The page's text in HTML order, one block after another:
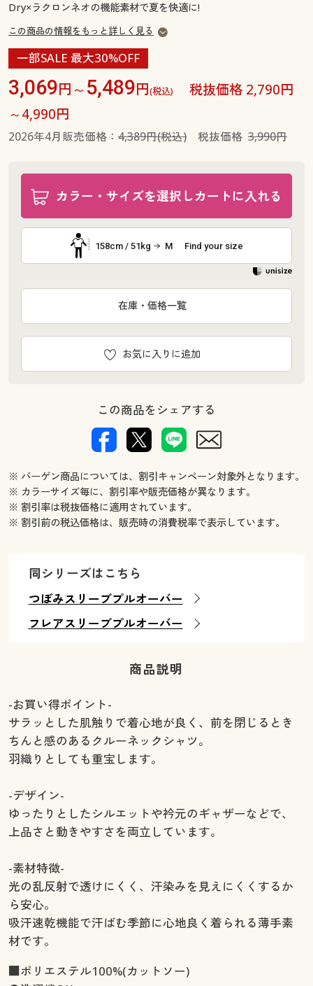
Dry×ラクロンネオの機能素材で夏を快適に!
この商品の情報をもっと詳しく見る
一部SALE 最大30%OFF
3,069円～ 5,489円(税込)
税抜価格 2,790円
～4,990円
2026年4月販売価格： 4,389円(税込)税抜価格 3,990円
カラー・サイズを選択しカートに入れる
158cm / 51kg M Find your size
お気に入りに追加
在庫・価格一覧
この商品をシェアする
※ バーゲン商品については、割引キャンペーン対象外となります。
※ カラーサイズ毎に、割引率や販売価格が異なります。
※ 割引率は税抜価格に適用されています。
※ 割引前の税込価格は、販売時の消費税率で表示しています。
同シリーズはこちら
つぼみスリーブプルオーバー
フレアスリーブプルオーバー
商品説明
-お買い得ポイント-
サラッとした肌触りで着心地が良く、前を閉じるとき
ちんと感のあるクルーネックシャツ。
羽織りとしても重宝します。
-デザイン-
ゆったりとしたシルエットや衿元のギャザーなどで、
上品さと動きやすさを両立しています。
-素材特徴-
光の乱反射で透けにくく、汗染みを見えにくくするか
ら安心。
吸汗速乾機能で汗ばむ季節に心地良く着られる薄手素
材です。
■ポリエステル100%(カットソー)